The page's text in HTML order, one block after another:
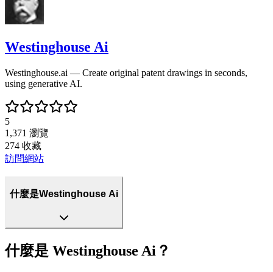
Westinghouse Ai
Westinghouse.ai — Create original patent drawings in seconds,
using generative AI.
5
1,371 瀏覽
274 收藏
訪問網站
什麼是Westinghouse Ai
什麼是 Westinghouse Ai？